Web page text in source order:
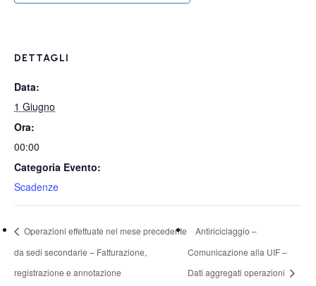
DETTAGLI
Data:
1 Giugno
Ora:
00:00
Categoria Evento:
Scadenze
Operazioni effettuate nel mese precedente
da sedi secondarie – Fatturazione,
registrazione e annotazione
Antiriciclaggio –
Comunicazione alla UIF –
Dati aggregati operazioni